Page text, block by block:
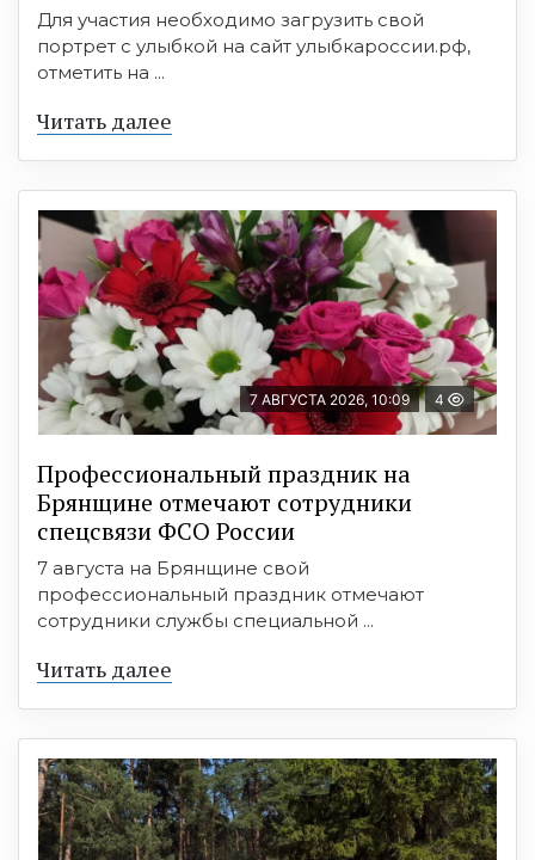
Для участия необходимо загрузить свой
портрет с улыбкой на сайт улыбкароссии.рф,
отметить на ...
Читать далее
7 АВГУСТА 2026, 10:09 4
Профессиональный праздник на
Брянщине отмечают сотрудники
спецсвязи ФСО России
7 августа на Брянщине свой
профессиональный праздник отмечают
сотрудники службы специальной ...
Читать далее